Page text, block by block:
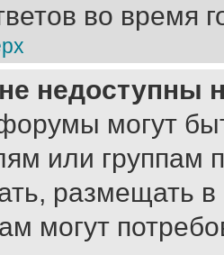
во время
недоступны
могут
или группам
размещать
могут